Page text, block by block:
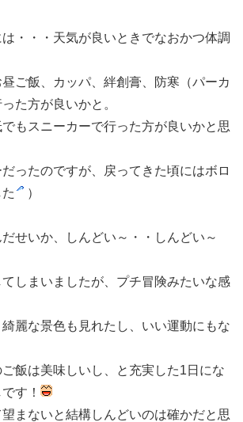
・・・天気が良いときでなおかつ体調
ご飯、カッパ、絆創膏、防寒（パーカ
た方が良いかと。
もスニーカーで行った方が良いかと思
だったのですが、戻ってきた頃にはボロ
）
せいか、しんどい～・・しんどい～
しまいましたが、プチ冒険みたいな感
麗な景色も見れたし、いい運動にもな
飯は美味しいし、と充実した1日にな
す！
まないと結構しんどいのは確かだと思